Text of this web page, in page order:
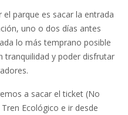
parque es sacar la entrada
uno o dos días antes
lo más temprano posible
tranquilidad y poder disfrutar
a sacar el ticket (No
Ecológico e ir desde